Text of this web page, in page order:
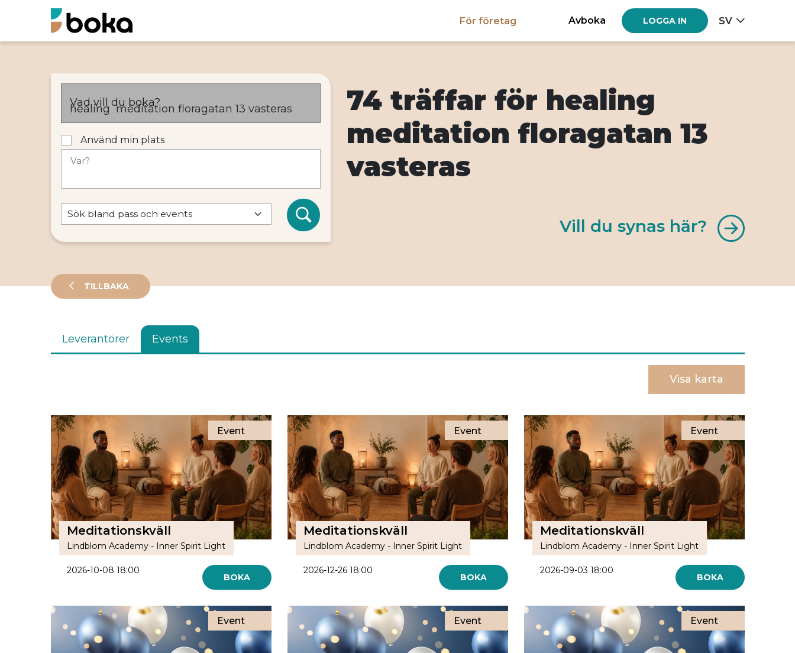
För företag Avboka LOGGA IN SV
Vad vill du boka?
Använd min plats
Var?
74 träffar för healing
meditation floragatan 13
vasteras
Vill du synas här?
TILLBAKA
Leverantörer Events
Visa karta
Event
Meditationskväll
Lindblom Academy - Inner Spirit Light
2026-10-08 18:00
BOKA
Event
Meditationskväll
Lindblom Academy - Inner Spirit Light
2026-12-26 18:00
BOKA
Event
Meditationskväll
Lindblom Academy - Inner Spirit Light
2026-09-03 18:00
BOKA
Event Event Event